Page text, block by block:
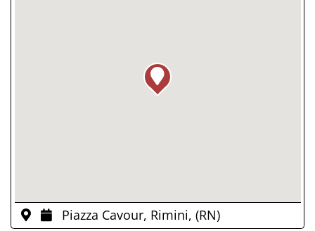
Piazza Cavour, Rimini, (RN)